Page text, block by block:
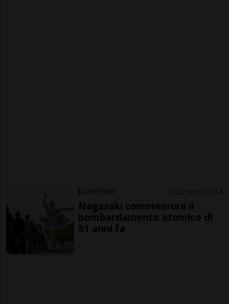
GIAPPONE 22 ore 10 14
Nagasaki commemora il
bombardamento atomico di
81 anni fa